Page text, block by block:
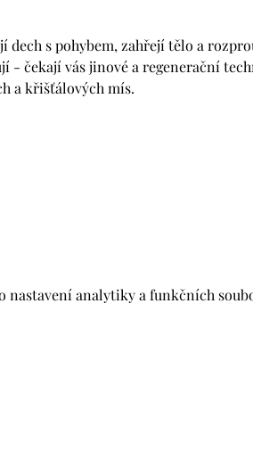
dech s pohybem, zahřejí tělo a
čekají vás jinové a regenerační
a křišťálových mís.
nastavení analytiky a funkčních